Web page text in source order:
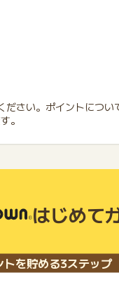
さい。ポイントについ
。
はじめて
トを貯める3ステップ